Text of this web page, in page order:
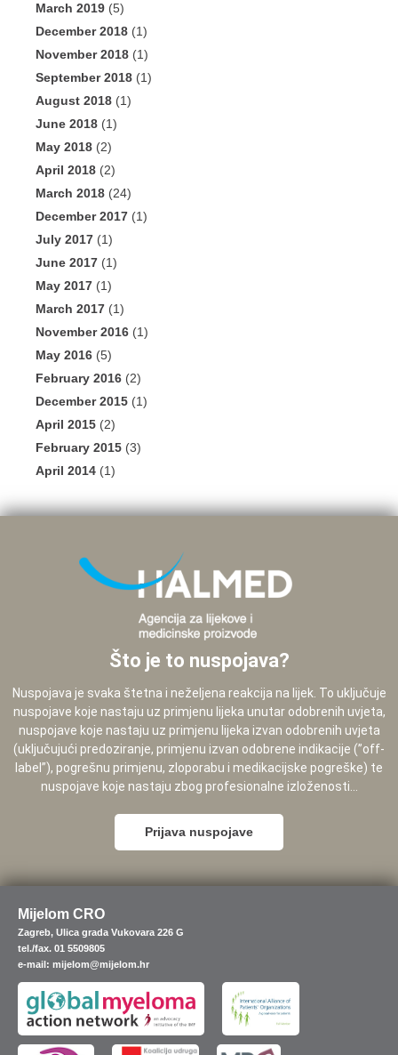
March 2019 (5)
December 2018 (1)
November 2018 (1)
September 2018 (1)
August 2018 (1)
June 2018 (1)
May 2018 (2)
April 2018 (2)
March 2018 (24)
December 2017 (1)
July 2017 (1)
June 2017 (1)
May 2017 (1)
March 2017 (1)
November 2016 (1)
May 2016 (5)
February 2016 (2)
December 2015 (1)
April 2015 (2)
February 2015 (3)
April 2014 (1)
Što je to nuspojava?
Nuspojava je svaka štetna i neželjena reakcija na lijek. To uključuje
nuspojave koje nastaju uz primjenu lijeka unutar odobrenih uvjeta,
nuspojave koje nastaju uz primjenu lijeka izvan odobrenih uvjeta
(uključujući predoziranje, primjenu izvan odobrene indikacije (”off-
label”), pogrešnu primjenu, zloporabu i medikacijske pogreške) te
nuspojave koje nastaju zbog profesionalne izloženosti...
Prijava nuspojave
Mijelom CRO
Zagreb, Ulica grada Vukovara 226 G
tel./fax. 01 5509805
e-mail: mijelom@mijelom.hr